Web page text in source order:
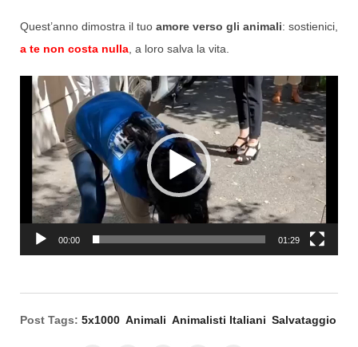
Quest’anno dimostra il tuo amore verso gli animali: sostienici,
a te non costa nulla , a loro salva la vita.
Video
Player
00:00 01:29
Post Tags: 5x1000 Animali Animalisti Italiani Salvataggio